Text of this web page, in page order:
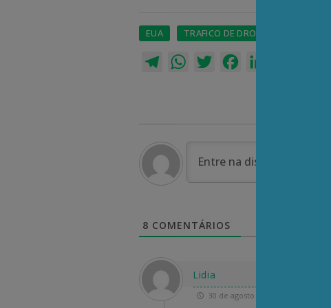
EUA TRAFICO DE DROGAS
TelegramWhatsAppTwitterFacebook
8 COMENTÁRIOS
Lidia
30 de agosto de 2025 16:49